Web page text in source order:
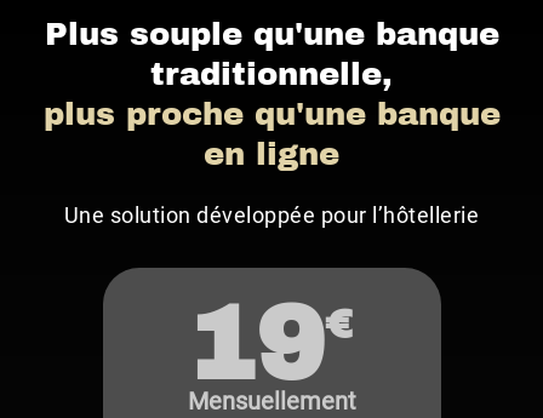
Plus souple qu'une banque
traditionnelle,
plus proche qu'une banque
en ligne
Une solution développée pour l’hôtellerie
19€
Mensuellement